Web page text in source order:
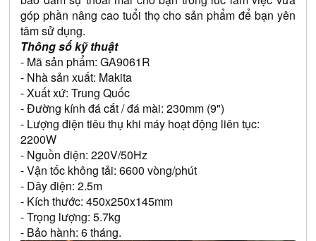
góp phần nâng cao tuổi thọ cho sản phẩm để bạn yên
tâm sử dụng.
Thông số kỹ thuật
- Mã sản phẩm: GA9061R
- Nhà sản xuất: Makita
- Xuất xứ: Trung Quốc
- Đường kính đá cắt / đá mài: 230mm (9")
- Lượng điện tiêu thụ khi máy hoạt động liên tục:
2200W
- Nguồn điện: 220V/50Hz
- Vận tốc không tải: 6600 vòng/phút
- Dây điện: 2.5m
- Kích thước: 450x250x145mm
- Trọng lượng: 5.7kg
- Bảo hành: 6 tháng.